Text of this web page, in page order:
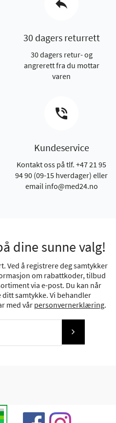
30 dagers returrett
30 dagers retur- og
angrerett fra du mottar
varen
Kundeservice
Kontakt oss på tlf. +47 21 95
94 90 (09-15 hverdager) eller
email info@med24.no
dine sunne valg!
Ved å registrere deg samtykker
om rabattkoder, tilbud
via e-post. Du kan når
samtykke. Vi behandler
med vår personvernerklæring.